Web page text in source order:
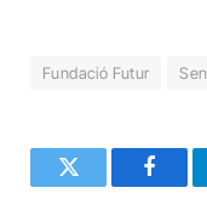
Fundació Futur
Twitter